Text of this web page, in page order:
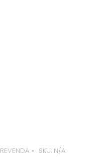
REVENDA SKU: N/A